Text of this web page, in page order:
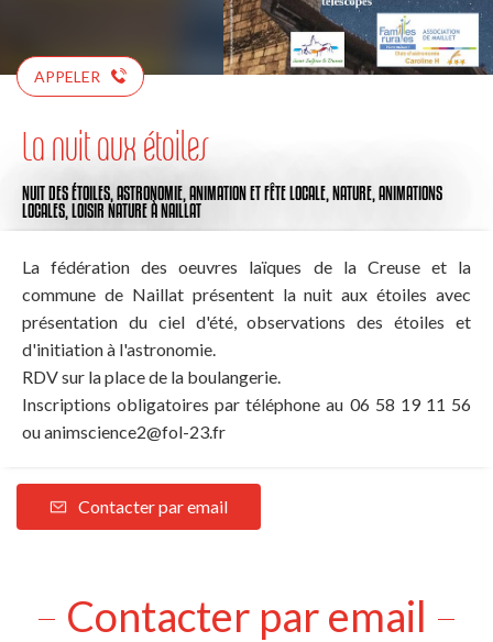
APPELER
La nuit aux étoiles
NUIT DES ÉTOILES, ASTRONOMIE, ANIMATION ET FÊTE LOCALE, NATURE, ANIMATIONS
LOCALES, LOISIR NATUREÀ NAILLAT
La fédération des oeuvres laïques de la Creuse et la
commune de Naillat présentent la nuit aux étoiles avec
présentation du ciel d'été, observations des étoiles et
d'initiation à l'astronomie.
RDV sur la place de la boulangerie.
Inscriptions obligatoires par téléphone au 06 58 19 11 56
ouanimscience2@fol-23.fr
Contacter par email
Contacter par email